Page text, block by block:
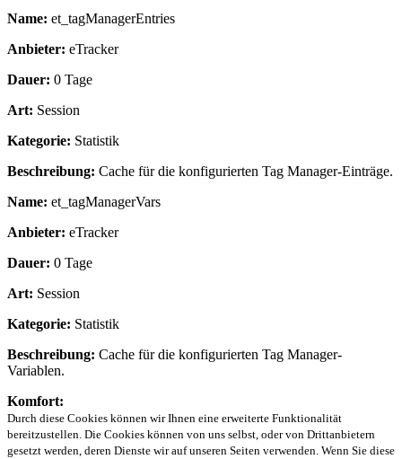
Name: et_tagManagerEntries
Anbieter: eTracker
Dauer: 0 Tage
Art: Session
Kategorie: Statistik
Beschreibung: Cache für die konfigurierten Tag Manager-Einträge.
Name: et_tagManagerVars
Anbieter: eTracker
Dauer: 0 Tage
Art: Session
Kategorie: Statistik
Beschreibung: Cache für die konfigurierten Tag Manager-
Variablen.
Komfort:
Durch diese Cookies können wir Ihnen eine erweiterte Funktionalität
bereitzustellen. Die Cookies können von uns selbst, oder von Drittanbietern
gesetzt werden, deren Dienste wir auf unseren Seiten verwenden. Wenn Sie diese